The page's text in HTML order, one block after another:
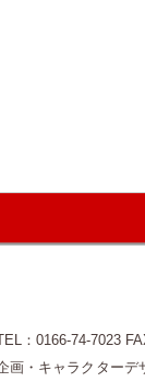
：0166-74-7023
・キャラクターデ